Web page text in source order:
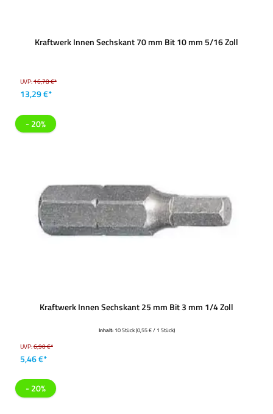
Kraftwerk Innen Sechskant 70 mm Bit 10 mm 5/16 Zoll
UVP:16,78 €*
13,29 €*
- 20%
Kraftwerk Innen Sechskant 25 mm Bit 3 mm 1/4 Zoll
Inhalt: 10 Stück(0,55 € / 1 Stück)
UVP:6,90 €*
5,46 €*
- 20%